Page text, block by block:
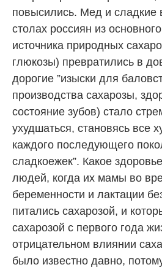
повысились. Мед и сладкие
столах россиян из
источника природных
глюкозы) превратились в
дорогие ”изыски для
производства сахарозы,
состояние зубов) стало
ухудшаться, становясь все
каждого последующего
сладкоежек”. Какое
людей, когда их мамы во
беременности и лактации
питались сахарозой, и
сахарозой с первого года
отрицательном влиянии
было известно давно,